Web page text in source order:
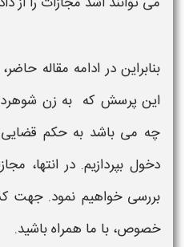
بنابراین در ادامه مقاله
این پرسش که به زن
چه می باشد به حکم قضایی
دخول بپردازیم. در انتها،
بررسی خواهیم نمود. جهت
خصوص، با ما همراه باشید.